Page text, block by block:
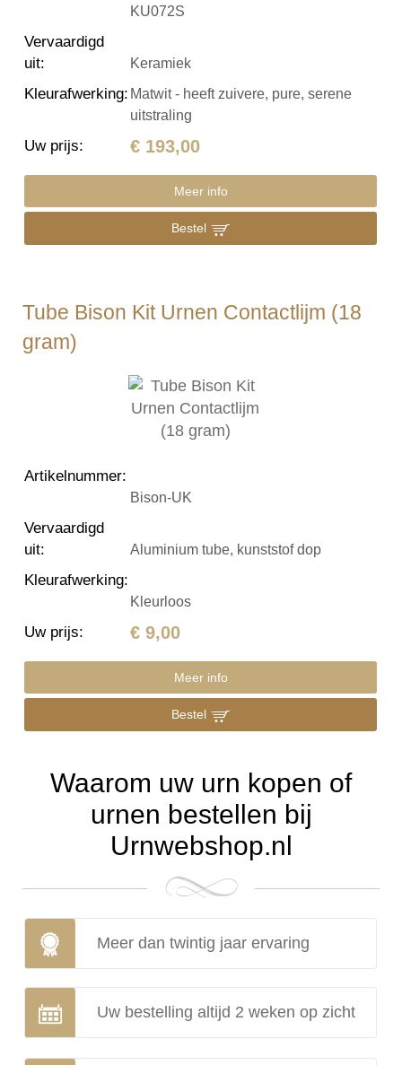
KU072S
Vervaardigd
uit: Keramiek
Kleurafwerking: Matwit - heeft zuivere, pure, serene
uitstraling
Uw prijs: € 193,00
Meer info
Bestel
Tube Bison Kit Urnen Contactlijm (18
gram)
Artikelnummer:
Bison-UK
Vervaardigd
uit: Aluminium tube, kunststof dop
Kleurafwerking:
Kleurloos
Uw prijs: € 9,00
Meer info
Bestel
Waarom uw urn kopen of
urnen bestellen bij
Urnwebshop.nl
Meer dan twintig jaar ervaring
Uw bestelling altijd 2 weken op zicht